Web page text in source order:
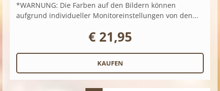
*WARNUNG: Die Farben auf den Bildern können
aufgrund individueller Monitoreinstellungen von den...
€ 21,95